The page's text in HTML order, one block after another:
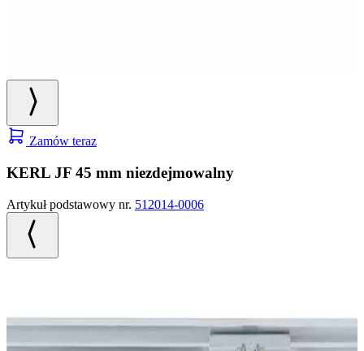
Zamów teraz
KERL JF 45 mm niezdejmowalny
Artykuł podstawowy nr. 512014-0006